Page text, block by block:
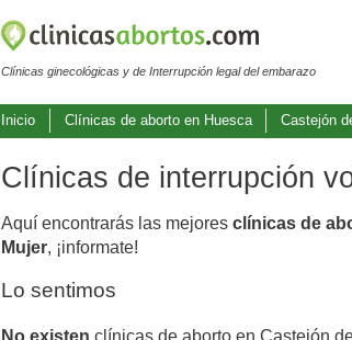
Clínicas ginecológicas y de Interrupción legal del embarazo
Inicio Clínicas de aborto en Huesca Castejón
Clínicas de interrupción
Aquí encontrarás las mejores clínicas de
Mujer, ¡informate!
Lo sentimos
No existen clínicas de aborto en Castejón